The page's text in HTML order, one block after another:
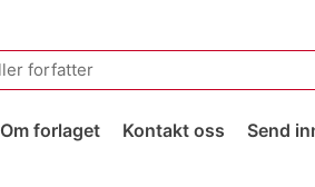
Om forlaget Kontakt oss Send